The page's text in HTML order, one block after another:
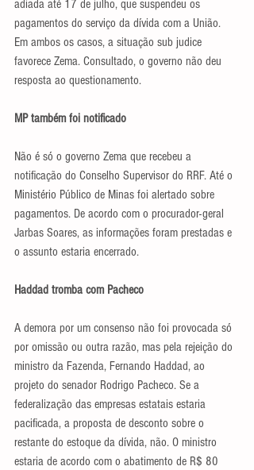
adiada até 17 de julho, que suspendeu os
pagamentos do serviço da dívida com a União.
Em ambos os casos, a situação sub judice
favorece Zema. Consultado, o governo não deu
resposta ao questionamento.
MP também foi notificado
Não é só o governo Zema que recebeu a
notificação do Conselho Supervisor do RRF. Até o
Ministério Público de Minas foi alertado sobre
pagamentos. De acordo com o procurador-geral
Jarbas Soares, as informações foram prestadas e
o assunto estaria encerrado.
Haddad tromba com Pacheco
A demora por um consenso não foi provocada só
por omissão ou outra razão, mas pela rejeição do
ministro da Fazenda, Fernando Haddad, ao
projeto do senador Rodrigo Pacheco. Se a
federalização das empresas estatais estaria
pacificada, a proposta de desconto sobre o
restante do estoque da dívida, não. O ministro
estaria de acordo com o abatimento de R$ 80